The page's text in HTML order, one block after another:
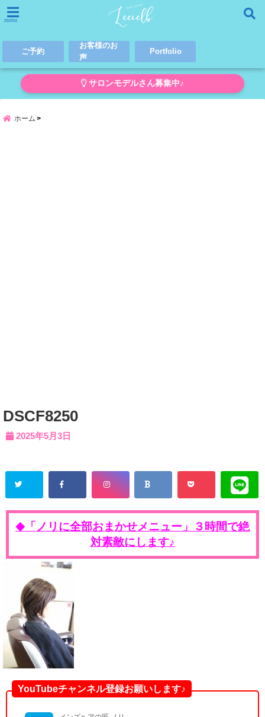
menu
ご予約
お客様のお
声
Portfolio
サロンモデルさん募集中♪
ホーム
DSCF8250
2025年5月3日
◆
「ノリに全部おまかせメニュー」３時間で絶
対素敵にします♪
YouTubeチャンネル登録お願いします♪